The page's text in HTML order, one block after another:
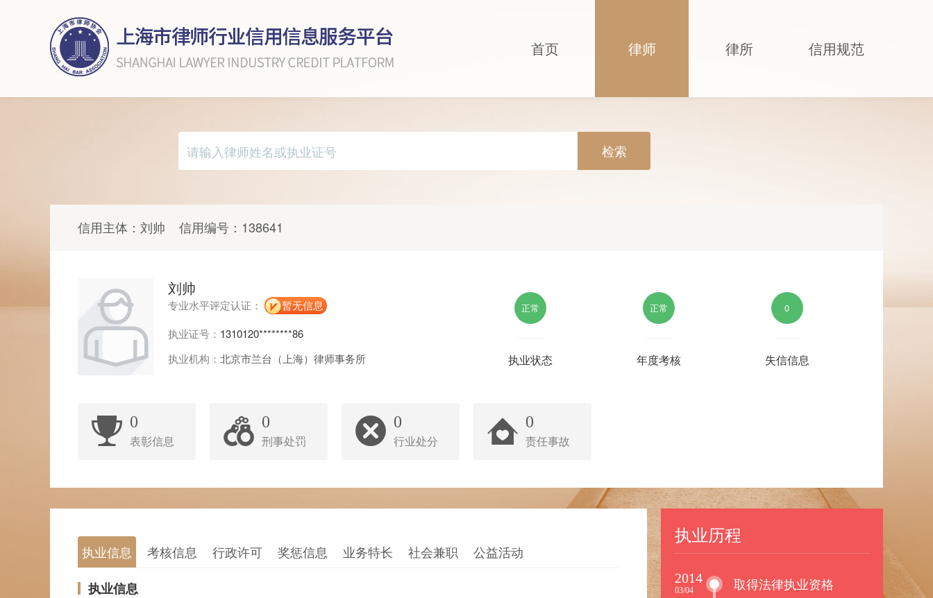
首页 律师 律所 信用规范
检索
信用主体： 刘帅 信用编号： 138641
刘帅
专业水平评定认证：
暂无信息
执业证号： 1310120********86
执业机构： 北京市兰台（上海）律师事务所
正常
执业状态
正常
年度考核
0
失信信息
0
表彰信息
0
刑事处罚
0
行业处分
0
责任事故
执业信息 考核信息 行政许可 奖惩信息 业务特长 社会兼职 公益活动
执业信息
执业历程
2014
03/04 取得法律执业资格